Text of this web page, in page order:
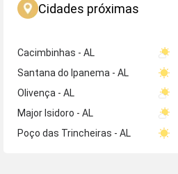
Cidades próximas
Cacimbinhas - AL
Santana do Ipanema - AL
Olivença - AL
Major Isidoro - AL
Poço das Trincheiras - AL